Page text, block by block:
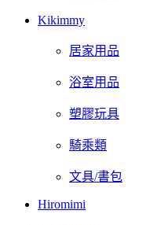
Kikimmy
居家用品
浴室用品
塑膠玩具
騎乘類
文具/書包
Hiromimi